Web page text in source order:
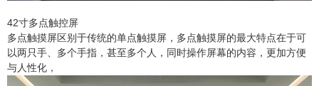
42寸多点触控屏
多点触摸屏区别于传统的单点触摸屏，多点触摸屏的最大特点在于可
以两只手、多个手指，甚至多个人，同时操作屏幕的内容，更加方便
与人性化，